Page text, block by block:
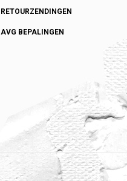
RETOURZENDINGEN
AVG BEPALINGEN